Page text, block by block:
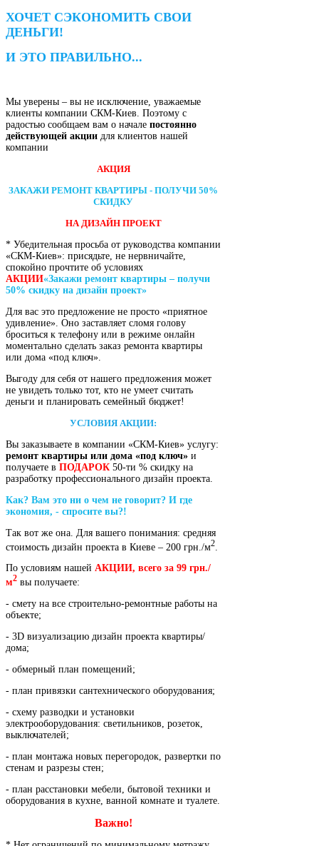
ХОЧЕТ СЭКОНОМИТЬ СВОИ
ДЕНЬГИ!
И ЭТО ПРАВИЛЬНО...
Мы уверены – вы не исключение, уважаемые
клиенты компании СКМ-Киев. Поэтому с
радостью сообщаем вам о начале постоянно
действующей акции для клиентов нашей
компании
АКЦИЯ
ЗАКАЖИ РЕМОНТ КВАРТИРЫ - ПОЛУЧИ 50%
СКИДКУ
НА ДИЗАЙН ПРОЕКТ
* Убедительная просьба от руководства компании
«СКМ-Киев»: присядьте, не нервничайте,
спокойно прочтите об условиях
АКЦИИ«Закажи ремонт квартиры – получи
50% скидку на дизайн проект»
Для вас это предложение не просто «приятное
удивление». Оно заставляет сломя голову
броситься к телефону или в режиме онлайн
моментально сделать заказ ремонта квартиры
или дома «под ключ».
Выгоду для себя от нашего предложения может
не увидеть только тот, кто не умеет считать
деньги и планировать семейный бюджет!
УСЛОВИЯ АКЦИИ:
Вы заказываете в компании «СКМ-Киев» услугу:
ремонт квартиры или дома «под ключ» и
получаете в ПОДАРОК 50-ти % скидку на
разработку профессионального дизайн проекта.
Как? Вам это ни о чем не говорит? И где
экономия, - спросите вы?!
Так вот же она. Для вашего понимания: средняя
стоимость дизайн проекта в Киеве – 200 грн./м2
По условиям нашей АКЦИИ, всего за 99 грн./
м2 вы получаете:
- смету на все строительно-ремонтные работы на
объекте;
- 3D визуализацию дизайн проекта квартиры/
дома;
- обмерный план помещений;
- план привязки сантехнического оборудования;
- схему разводки и установки
электрооборудования: светильников, розеток,
выключателей;
- план монтажа новых перегородок, развертки по
стенам и разрезы стен;
- план расстановки мебели, бытовой техники и
оборудования в кухне, ванной комнате и туалете.
Важно!